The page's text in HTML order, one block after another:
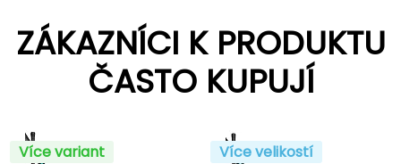
ZÁKAZNÍCI K PRODUKTU
ČASTO KUPUJÍ
Více variant Více velikostí